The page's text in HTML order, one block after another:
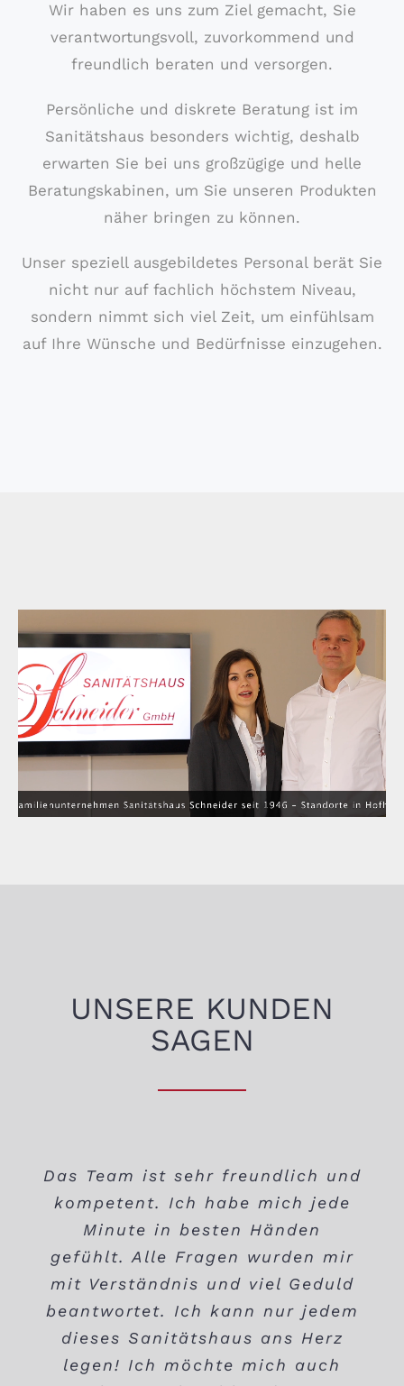
Wir haben es uns zum Ziel gemacht, Sie
verantwortungsvoll, zuvorkommend und
freundlich beraten und versorgen.
Persönliche und diskrete Beratung ist im
Sanitätshaus besonders wichtig, deshalb
erwarten Sie bei uns großzügige und helle
Beratungskabinen, um Sie unseren Produkten
näher bringen zu können.
Unser speziell ausgebildetes Personal berät Sie
nicht nur auf fachlich höchstem Niveau,
sondern nimmt sich viel Zeit, um einfühlsam
auf Ihre Wünsche und Bedürfnisse einzugehen.
UNSERE KUNDEN
SAGEN
Das Team ist sehr freundlich und
kompetent. Ich habe mich jede
Minute in besten Händen
gefühlt. Alle Fragen wurden mir
mit Verständnis und viel Geduld
beantwortet. Ich kann nur jedem
dieses Sanitätshaus ans Herz
legen! Ich möchte mich auch
Sehr freundliches Team; sehr
kompetente Beratung.
Durch viele Jahre Leistungssport
sind viele Bänder an meinen
beiden Füßen gerissen. Meine
bisherigen Einlagen haben trotz
Maßanfertigung mir nur begrenzt
geholfen. Mit dem Gedanken an
Hier passt alles. Qualität der
Produkte und fachkundige
Beratung. Ich habe selten ein
derart freundliches Personal
erlebt. Man merkt förmlich, dass
sie Freude an ihrer Arbeit haben
und das färbt auch auf die oft
schmerzgeplagten Kunden ab.